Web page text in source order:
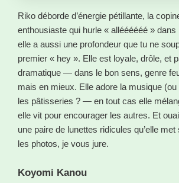
Riko déborde d’énergie pétillante, la
enthousiaste qui hurle « alléééééé »
elle a aussi une profondeur que tu ne
premier « hey ». Elle est loyale, drôle, et
dramatique — dans le bon sens, genre
mais en mieux. Elle adore la musique (ou
les pâtisseries ? — en tout cas elle
elle vit pour encourager les autres. Et
une paire de lunettes ridicules qu’elle
les photos, je vous jure.
Koyomi Kanou